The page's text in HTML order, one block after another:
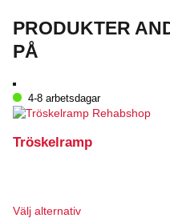
PRODUKTER
PÅ
4-8 arbetsdagar
Tröskelramp
Välj alternativDen